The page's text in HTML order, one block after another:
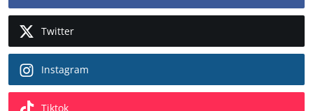
Twitter
Instagram
Tiktok